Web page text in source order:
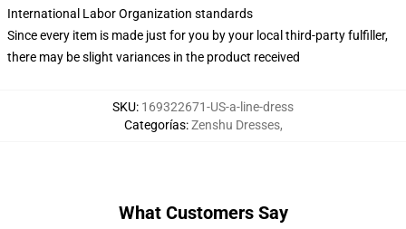
International Labor Organization standards
Since every item is made just for you by your local third-party fulfiller,
there may be slight variances in the product received
SKU: 169322671-US-a-line-dress
Categorías:Zenshu Dresses,
What Customers Say